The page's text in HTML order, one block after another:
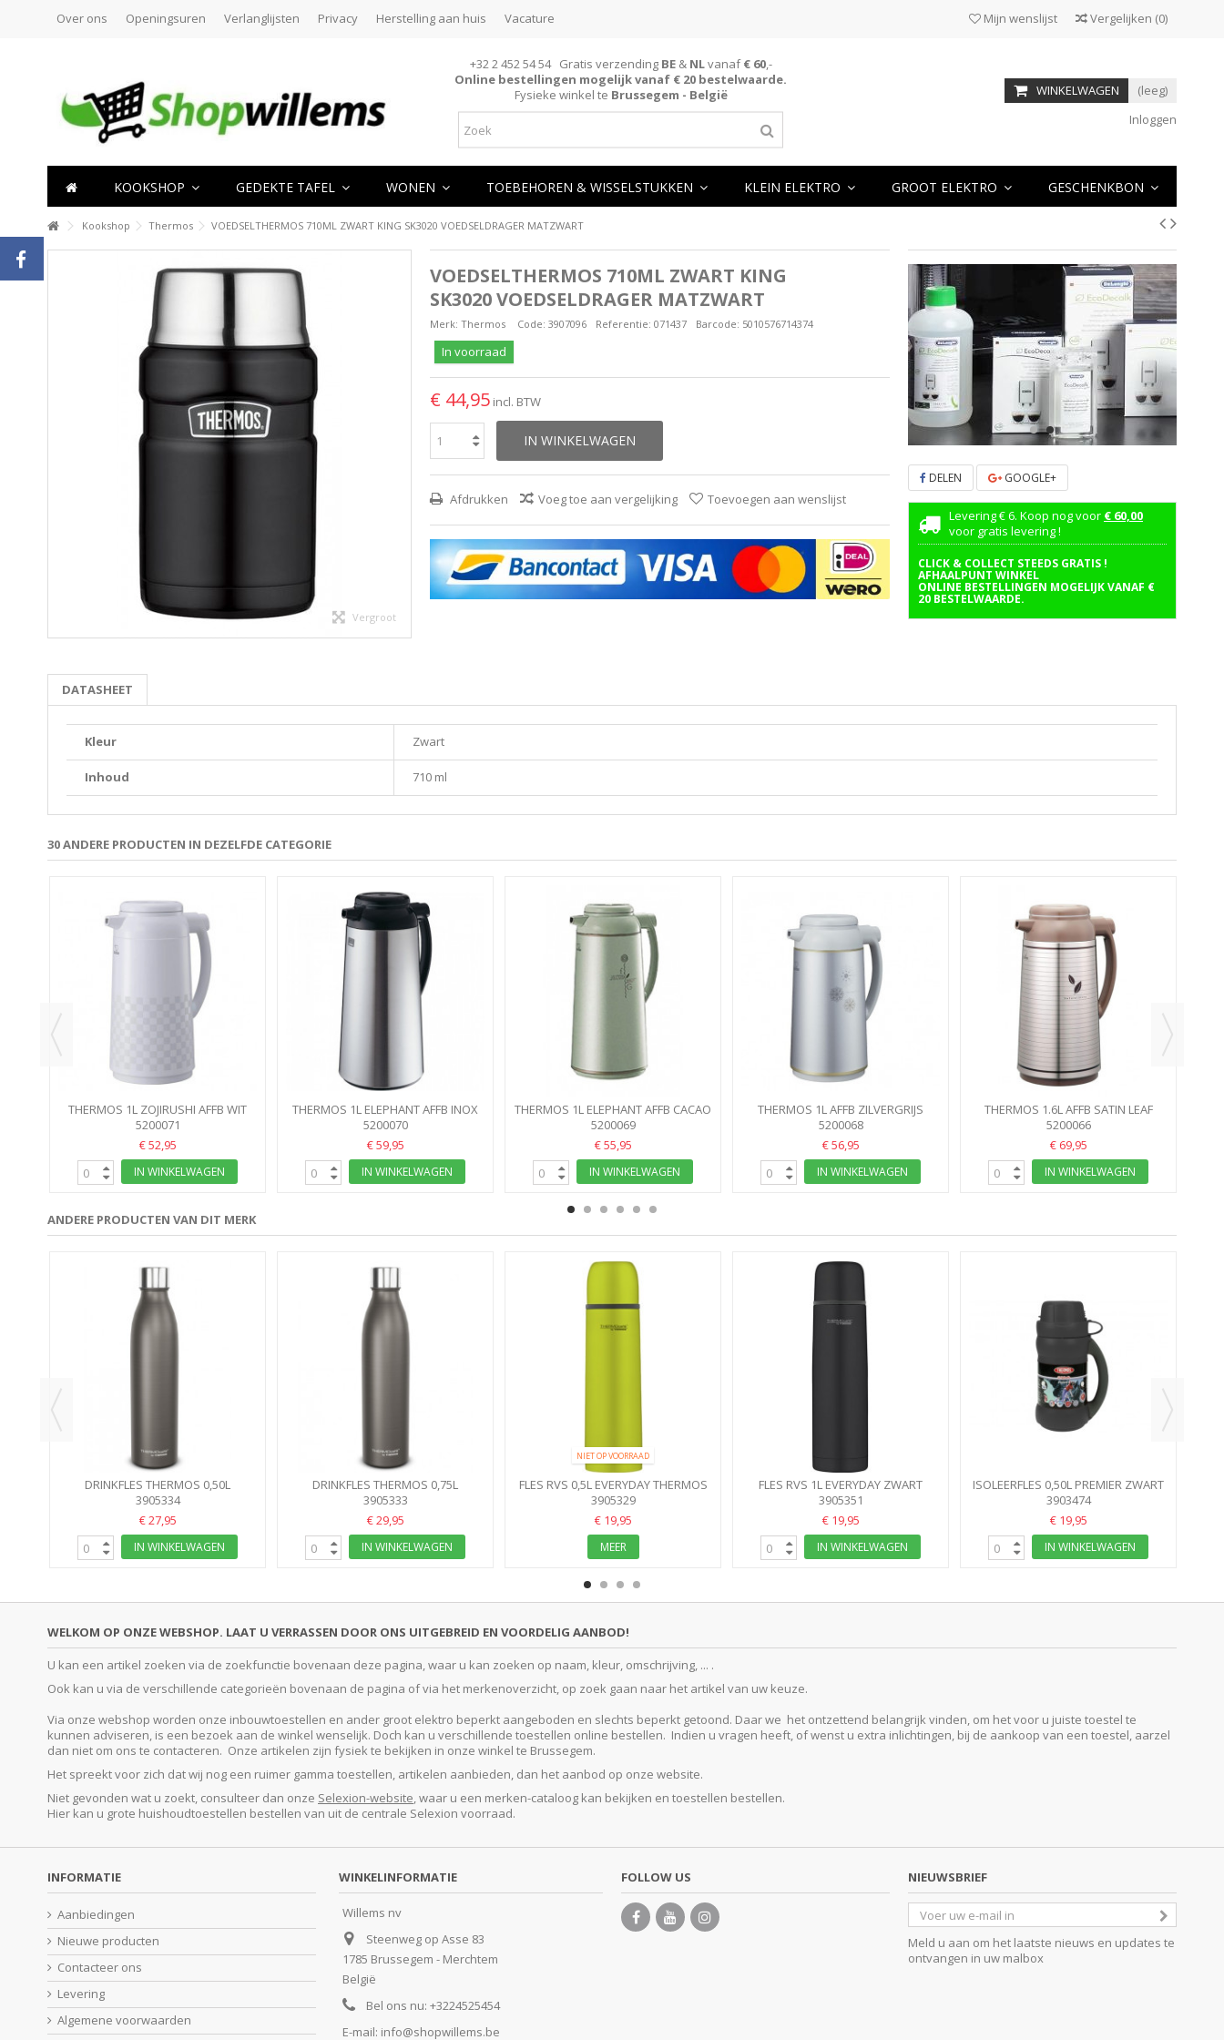
Over ons Openingsuren Verlanglijsten Privacy Herstelling aan huis Vacature Vergelijken (0)
Mijn wenslijst
+32 2 452 54 54 Gratis verzending BE& NLvanaf€ 60,-
Online bestellingen mogelijk vanaf € 20 bestelwaarde.
Fysieke winkel te Brussegem - België WINKELWAGEN
(leeg)
Inloggen
KOOKSHOP GEDEKTE TAFEL WONEN TOEBEHOREN & WISSELSTUKKEN KLEIN ELEKTRO GROOT ELEKTRO GESCHENKBON
Kookshop Thermos VOEDSELTHERMOS 710ML ZWART KING SK3020 VOEDSELDRAGER MATZWART
Vergroot
VOEDSELTHERMOS 710ML ZWART KING
SK3020 VOEDSELDRAGER MATZWART
Merk: Thermos Code: 3907096 Referentie: 071437 Barcode: 5010576714374
In voorraad
€ 44,95 incl. BTW
IN WINKELWAGEN
Afdrukken Voeg toe aan vergelijking Toevoegen aan wenslijst
DELEN GOOGLE+
Levering € 6. Koop nog voor € 60,00
voor gratis levering !
CLICK & COLLECT STEEDS GRATIS !
AFHAALPUNT WINKEL
ONLINE BESTELLINGEN MOGELIJK VANAF €
20 BESTELWAARDE.
DATASHEET
Kleur Zwart
Inhoud 710 ml
30 ANDERE PRODUCTEN IN DEZELFDE CATEGORIE
THERMOS 1L ZOJIRUSHI AFFB WIT
ICHIMATSU
5200071
€ 52,95
IN WINKELWAGEN
THERMOS 1L ELEPHANT AFFB INOX
AFFB-10S
5200070
€ 59,95
IN WINKELWAGEN
THERMOS 1L ELEPHANT AFFB CACAO
AFFB-10A
5200069
€ 55,95
IN WINKELWAGEN
THERMOS 1L AFFB ZILVERGRIJS
ZOJIRUSHI AFFB-10HX
5200068
€ 56,95
IN WINKELWAGEN
THERMOS 1.6L AFFB SATIN LEAF
ZOJIRUSHI AFFB-16XT MOKKA...
5200066
€ 69,95
IN WINKELWAGEN
ANDERE PRODUCTEN VAN DIT MERK
DRINKFLES THERMOS 0,50L
MATGRIJS STOP&GO ISOLEERFLES
3905334
€ 27,95
IN WINKELWAGEN
DRINKFLES THERMOS 0,75L
MATGRIJS STOP&GO ISOLEERFLES
3905333
€ 29,95
IN WINKELWAGEN
NIET OP VOORRAAD
FLES RVS 0,5L EVERYDAY THERMOS
LIME D7XH25CM
3905329
€ 19,95
MEER
FLES RVS 1L EVERYDAY ZWART
SHINY THERMOS
3905351
€ 19,95
IN WINKELWAGEN
ISOLEERFLES 0,50L PREMIER ZWART
THERMOS
3903474
€ 19,95
IN WINKELWAGEN
WELKOM OP ONZE WEBSHOP. LAAT U VERRASSEN DOOR ONS UITGEBREID EN VOORDELIG AANBOD!
U kan een artikel zoeken via de zoekfunctie bovenaan deze pagina, waar u kan zoeken op naam, kleur, omschrijving, ... .
Ook kan u via de verschillende categorieën bovenaan de pagina of via het merkenoverzicht, op zoek gaan naar het artikel van uw keuze.
Via onze webshop worden onze inbouwtoestellen en ander groot elektro beperkt aangeboden en slechts beperkt getoond. Daar we het ontzettend belangrijk vinden, om het voor u juiste toestel te
kunnen adviseren, is een bezoek aan de winkel wenselijk. Doch kan u verschillende toestellen online bestellen. Indien u vragen heeft, of wenst u extra inlichtingen, bij de aankoop van een toestel, aarzel
dan niet om ons te contacteren. Onze artikelen zijn fysiek te bekijken in onze winkel te Brussegem.
Het spreekt voor zich dat wij nog een ruimer gamma toestellen, artikelen aanbieden, dan het aanbod op onze website.
Niet gevonden wat u zoekt, consulteer dan onze Selexion-website, waar u een merken-cataloog kan bekijken en toestellen bestellen.
Hier kan u grote huishoudtoestellen bestellen van uit de centrale Selexion voorraad.
INFORMATIE
Aanbiedingen
Nieuwe producten
Contacteer ons
Levering
Algemene voorwaarden
WINKELINFORMATIE
Willems nv
Steenweg op Asse 83
1785 Brussegem - Merchtem
België
Bel ons nu: +3224525454
E-mail: info@shopwillems.be
FOLLOW US NIEUWSBRIEF
Meld u aan om het laatste nieuws en updates te
ontvangen in uw malbox